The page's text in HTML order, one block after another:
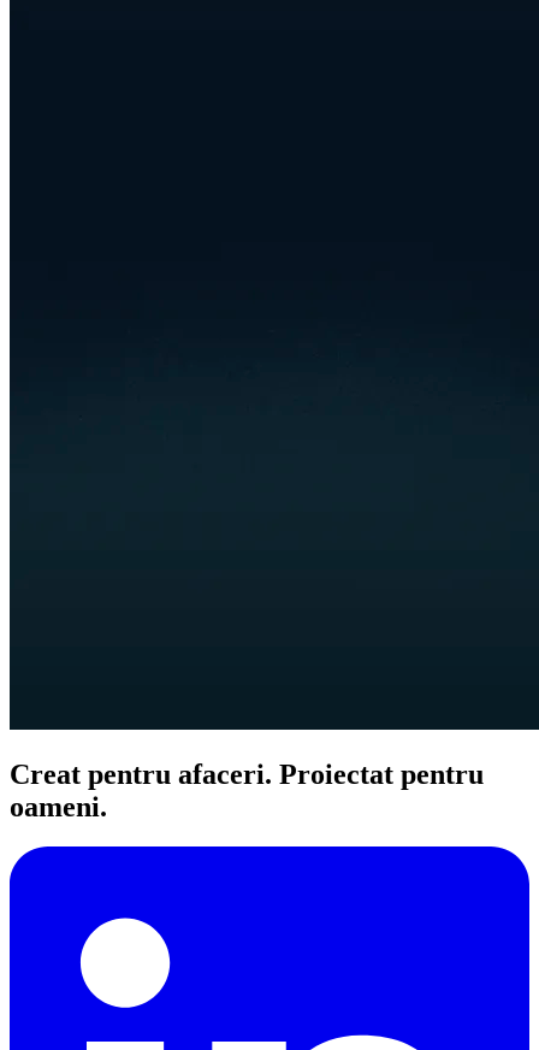
Creat pentru afaceri. Proiectat pentru
oameni.